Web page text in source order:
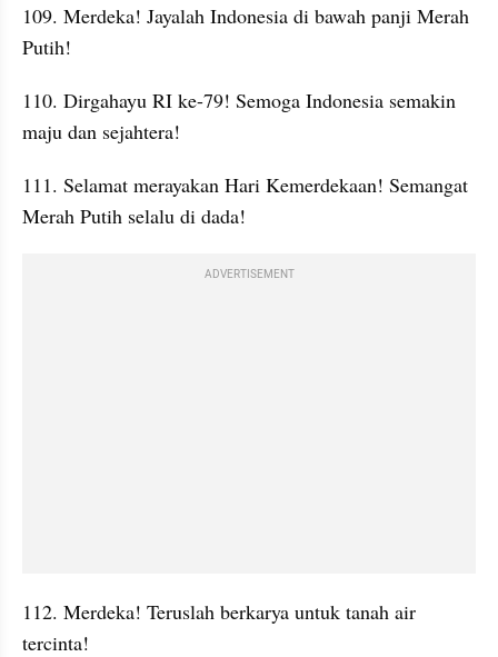
109. Merdeka! Jayalah Indonesia di bawah panji Merah
Putih!
110. Dirgahayu RI ke-79! Semoga Indonesia semakin
maju dan sejahtera!
111. Selamat merayakan Hari Kemerdekaan! Semangat
Merah Putih selalu di dada!
ADVERTISEMENT
112. Merdeka! Teruslah berkarya untuk tanah air
tercinta!